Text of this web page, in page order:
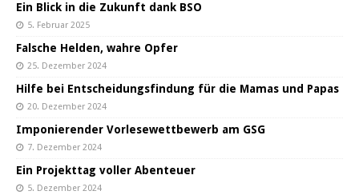
Ein Blick in die Zukunft dank BSO
5. Februar 2025
Falsche Helden, wahre Opfer
25. Dezember 2024
Hilfe bei Entscheidungsfindung für die Mamas und Papas
20. Dezember 2024
Imponierender Vorlesewettbewerb am GSG
7. Dezember 2024
Ein Projekttag voller Abenteuer
5. Dezember 2024